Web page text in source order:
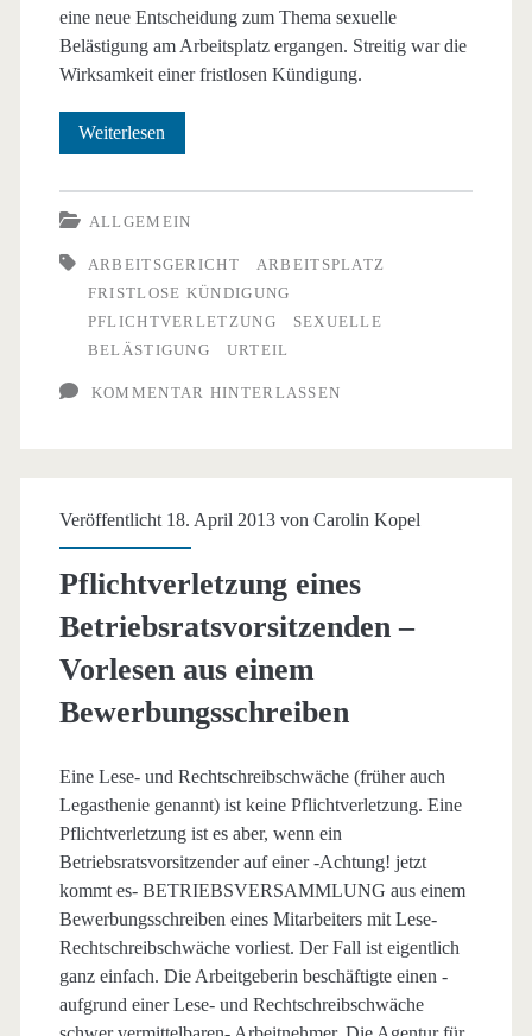
eine neue Entscheidung zum Thema sexuelle
Belästigung am Arbeitsplatz ergangen. Streitig war die
Wirksamkeit einer fristlosen Kündigung.
Weiterlesen
nach
sexueller
Belästigung
ALLGEMEIN
ARBEITSGERICHT
ARBEITSPLATZ
FRISTLOSE KÜNDIGUNG
PFLICHTVERLETZUNG
SEXUELLE
BELÄSTIGUNG
URTEIL
KOMMENTAR HINTERLASSEN
Veröffentlicht 18. April 2013 von Carolin Kopel
Pflichtverletzung eines
Betriebsratsvorsitzenden –
Vorlesen aus einem
Bewerbungsschreiben
Eine Lese- und Rechtschreibschwäche (früher auch
Legasthenie genannt) ist keine Pflichtverletzung. Eine
Pflichtverletzung ist es aber, wenn ein
Betriebsratsvorsitzender auf einer -Achtung! jetzt
kommt es- BETRIEBSVERSAMMLUNG aus einem
Bewerbungsschreiben eines Mitarbeiters mit Lese-
Rechtschreibschwäche vorliest. Der Fall ist eigentlich
ganz einfach. Die Arbeitgeberin beschäftigte einen -
aufgrund einer Lese- und Rechtschreibschwäche